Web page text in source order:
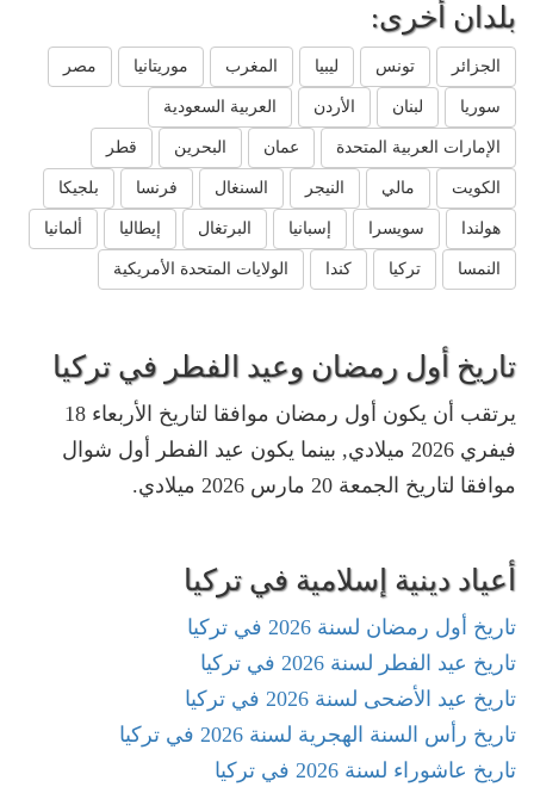
بلدان أخرى:
الجزائر تونس ليبيا المغرب موريتانيا مصر
سوريا لبنان الأردن العربية السعودية
الإمارات العربية المتحدة عمان البحرين قطر
الكويت مالي النيجر السنغال فرنسا بلجيكا
هولندا سويسرا إسبانيا البرتغال إيطاليا ألمانيا
النمسا تركيا كندا الولايات المتحدة الأمريكية
تاريخ أول رمضان وعيد الفطر في تركيا
يرتقب أن يكون أول رمضان موافقا لتاريخ الأربعاء 18
فيفري 2026 ميلادي, بينما يكون عيد الفطر أول شوال
موافقا لتاريخ الجمعة 20 مارس 2026 ميلادي.
أعياد دينية إسلامية في تركيا
تاريخ أول رمضان لسنة 2026 في تركيا
تاريخ عيد الفطر لسنة 2026 في تركيا
تاريخ عيد الأضحى لسنة 2026 في تركيا
تاريخ رأس السنة الهجرية لسنة 2026 في تركيا
تاريخ عاشوراء لسنة 2026 في تركيا